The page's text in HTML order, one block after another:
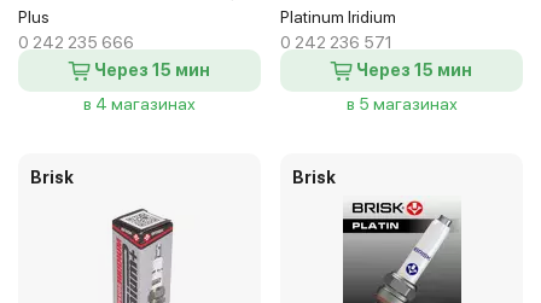
Plus
0 242 235 666
Через 15 мин
в 4 магазинах
Platinum Iridium
0 242 236 571
Через 15 мин
в 5 магазинах
Brisk Brisk